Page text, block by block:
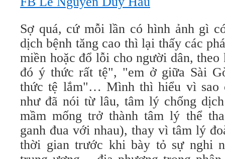
Sợ quá, cứ mỗi lần có hình ảnh gì
dịch bệnh tăng cao thì lại thấy các
miền hoặc đổ lỗi cho người dân,
đó ý thức rất tệ", "em ở giữa Sài
thức tệ lắm"… Mình thì hiểu vì sao
như đã nói từ lâu, tâm lý chống
mầm mống trở thành tâm lý thể
ganh đua với nhau), thay vì tâm lý
thời gian trước khi bày tỏ sự nghi